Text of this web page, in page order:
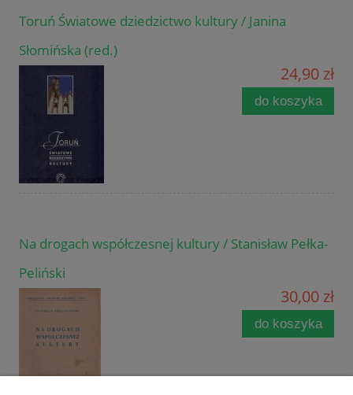
Toruń Światowe dziedzictwo kultury / Janina
Słomińska (red.)
24,90 zł
do koszyka
Na drogach współczesnej kultury / Stanisław Pełka-
Peliński
30,00 zł
do koszyka